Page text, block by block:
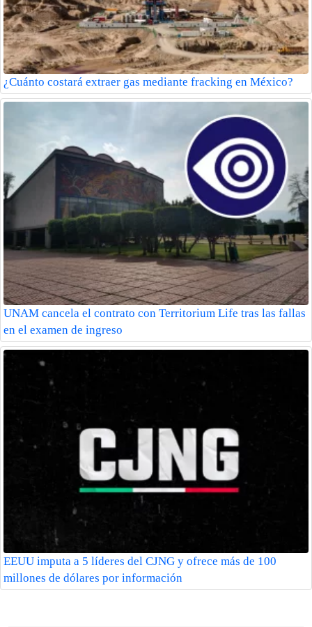
¿Cuánto costará extraer gas mediante fracking en México?
UNAM cancela el contrato con Territorium Life tras las fallas
en el examen de ingreso
EEUU imputa a 5 líderes del CJNG y ofrece más de 100
millones de dólares por información